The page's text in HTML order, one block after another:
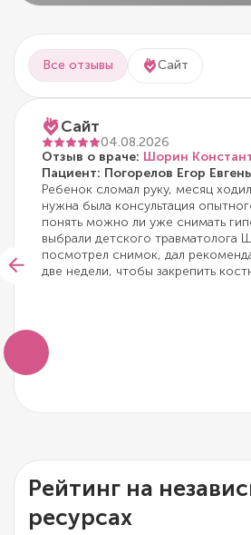
Все отзывы Сайт
Сайт
04.08.2026
Отзыв о враче: Шорин
Пациент: Погорелов Егор
Ребенок сломал руку, месяц
нужна была консультация
понять можно ли уже снимать
выбрали детского травматолога
посмотрел снимок, дал
две недели, чтобы закрепить
Рейтинг на
ресурсах